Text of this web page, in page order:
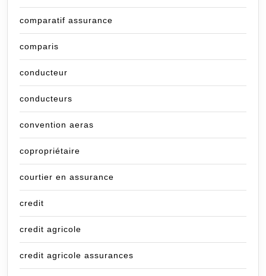
comparatif assurance
comparis
conducteur
conducteurs
convention aeras
copropriétaire
courtier en assurance
credit
credit agricole
credit agricole assurances